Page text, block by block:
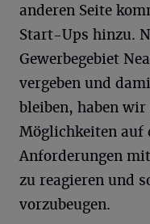
anderen Seite
Start-Ups hinzu.
Gewerbegebiet
vergeben und
bleiben, haben
Möglichkeiten auf
Anforderungen
zu reagieren und
vorzubeugen.